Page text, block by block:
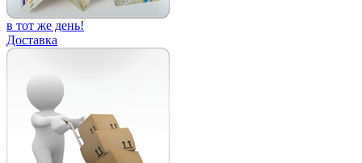
в тот же день!
Доставка